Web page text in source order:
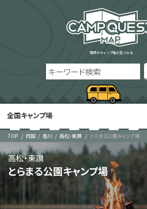
理想のキャンプ場が見つかる
全国キャンプ場
TOP 四国 香川 高松・東讃 とらまる公園キャンプ場
とらまる公園キャンプ場
高松・東讃